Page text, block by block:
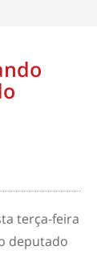
terça-feira
deputado